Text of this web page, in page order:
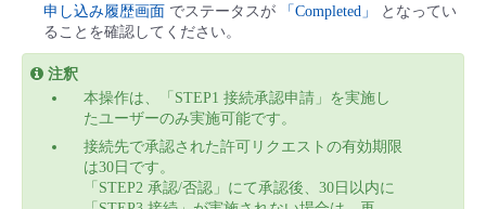
申し込み履歴画面 でステータスが 「Completed」
となってい
ることを確認してください。
注釈
本操作は、「STEP1 接続承認申請」を実施し
たユーザーのみ実施可能です。
接続先で承認された許可リクエストの有効期限
は30日です。
「STEP2 承認/否認」にて承認後、30日以内に